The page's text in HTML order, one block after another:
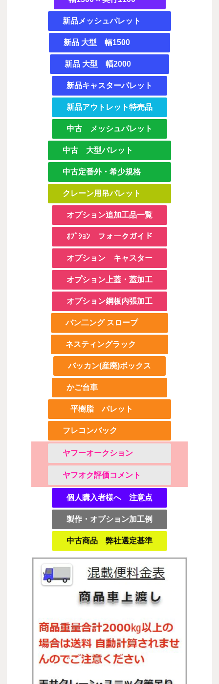
新品メッシュパレット
新品 大型 幅1500
新品 大型 幅2000
新品キャスターパレット
新品アウトレット特売品
中古 メッシュパレット
中古 大型パレット
中古定番外・希少規格
クレーン用吊パレット
オプション追加工品一覧
ｵﾌﾟｼｮﾝ フォークガイド
オプション キャスター
オプション上蓋・蓋加工
オプション鋼板内張加工
バン二ング スロープ
ネスティングラック
バッカン(産廃)ボックス
かご台車
平樹脂 パレット
フレコンバック
ヤフーオークション
ヤフオク評価コメント
個人購入者様へ 注意点
製作・オプション加工例
中古商品 弊社選定基準